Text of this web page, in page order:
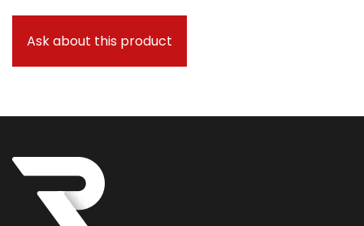
Ask about this product